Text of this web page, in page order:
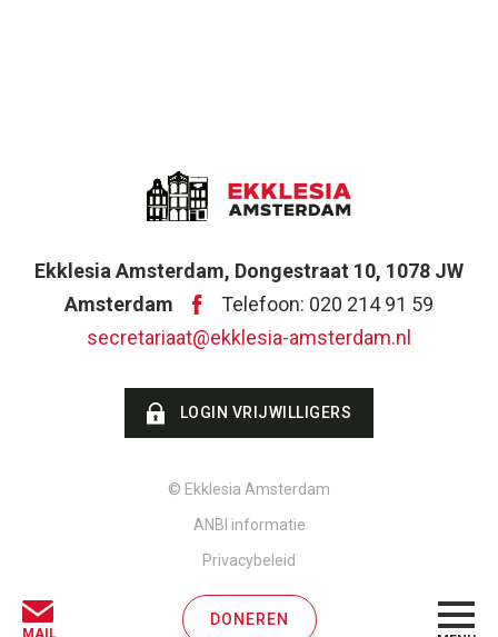
DONEREN
Ekklesia Amsterdam, Dongestraat 10, 1078 JW
Amsterdam
Telefoon: 020 214 91 59
secretariaat@ekklesia-amsterdam.nl
LOGIN VRIJWILLIGERS
© Ekklesia Amsterdam
ANBI informatie
Privacybeleid